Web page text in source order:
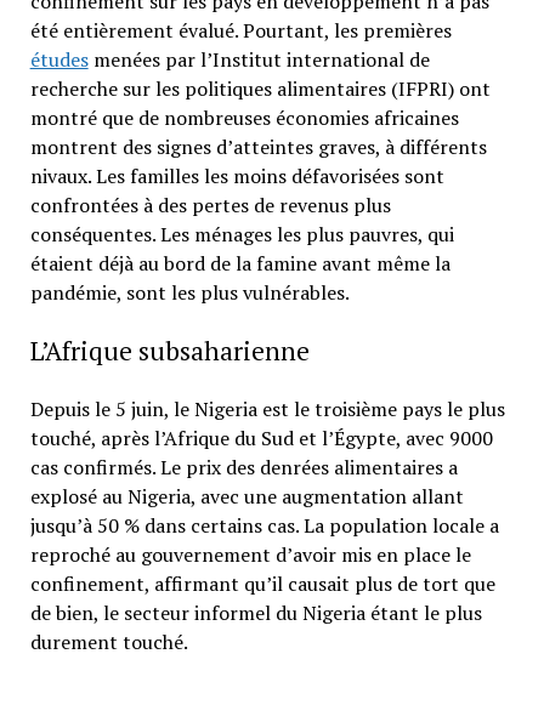
été entièrement évalué. Pourtant, les premières
étudesmenées par l’Institut international de
recherche sur les politiques alimentaires (IFPRI) ont
montré que de nombreuses économies africaines
montrent des signes d’atteintes graves, à différents
nivaux. Les familles les moins défavorisées sont
confrontées à des pertes de revenus plus
conséquentes. Les ménages les plus pauvres, qui
étaient déjà au bord de la famine avant même la
pandémie, sont les plus vulnérables.
L’Afrique subsaharienne
Depuis le 5 juin, le Nigeria est le troisième pays le plus
touché, après l’Afrique du Sud et l’Égypte, avec 9000
cas confirmés. Le prix des denrées alimentaires a
explosé au Nigeria, avec une augmentation allant
jusqu’à 50 % dans certains cas. La population locale a
reproché au gouvernement d’avoir mis en place le
confinement, affirmant qu’il causait plus de tort que
de bien, le secteur informel du Nigeria étant le plus
durement touché.